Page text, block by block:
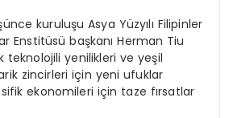
kuruluşu Asya Yüzyılı Filipinler
Enstitüsü başkanı Herman Tiu
teknolojili yenilikleri ve yeşil
zincirleri için yeni ufuklar
ekonomileri için taze fırsatlar